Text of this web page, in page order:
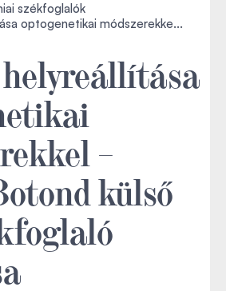
székfoglalók
optogenetikai módszerekke...
–
külső